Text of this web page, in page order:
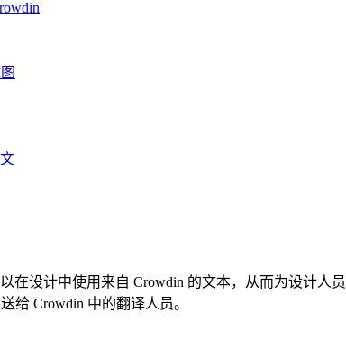
在设计中使用来自 Crowdin 的文本，从而为设计
给 Crowdin 中的翻译人员。